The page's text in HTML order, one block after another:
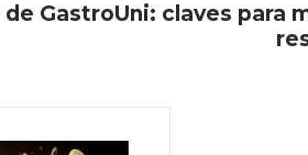
GastroUni: claves para